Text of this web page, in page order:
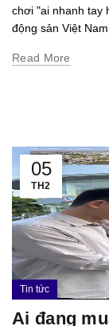
chơi "ai nhanh tay
động sản Việt Nam
Read More
05
TH2
Tin tức
Ai đang